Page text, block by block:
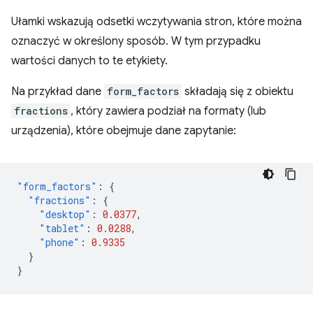
Ułamki wskazują odsetki wczytywania stron, które można
oznaczyć w określony sposób. W tym przypadku
wartości danych to te etykiety.
Na przykład dane form_factors składają się z obiektu
fractions , który zawiera podział na formaty (lub
urządzenia), które obejmuje dane zapytanie:
"form_factors" :
{
"fractions" :
{
"desktop" : 0.0377,
"tablet" : 0.0288,
"phone" : 0.9335
}
}